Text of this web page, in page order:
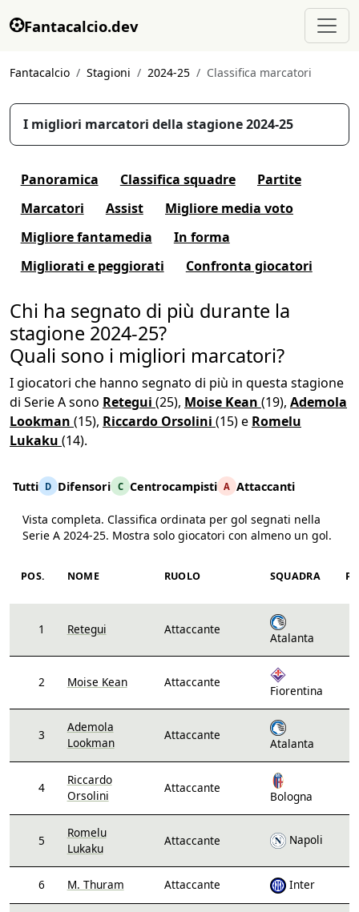
Fantacalcio.dev
Fantacalcio Stagioni 2024-25 Classifica marcatori
I migliori marcatori della stagione 2024-25
Panoramica Classifica squadre
Partite
Marcatori
Assist
Migliore media voto
Migliore fantamedia
In forma
Migliorati e peggiorati
Confronta giocatori
Chi ha segnato di più durante la
stagione 2024-25?
Quali sono i migliori marcatori?
I giocatori che hanno segnato di più in questa stagione
di Serie A sono Retegui (25), Moise Kean (19), Ademola
Lookman (15), Riccardo Orsolini (15) e Romelu
Lukaku (14).
Tutti D Difensori C Centrocampisti A Attaccanti
Vista completa. Classifica ordinata per gol segnati nella
Serie A 2024-25. Mostra solo giocatori con almeno un gol.
POS. NOME RUOLO SQUADRA
1 Retegui Attaccante
Atalanta
2 Moise Kean Attaccante
Fiorentina
3
Ademola
Lookman
Attaccante
Atalanta
4
Riccardo
Orsolini
Attaccante
Bologna
5
Romelu
Lukaku
Attaccante Napoli
6 M. Thuram Attaccante Inter